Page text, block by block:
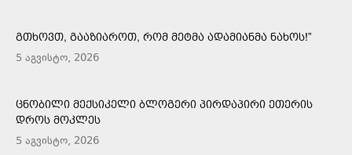
ᲒᲗᲮᲝᲕᲗ, ᲒᲐᲐᲖᲘᲐᲠᲝᲗ, ᲠᲝᲛ ᲛᲔᲢᲛᲐ ᲐᲓᲐᲛᲘᲐᲜᲛᲐ ᲜᲐᲮᲝᲡ!”
5 აგვისტო, 2026
ᲪᲜᲝᲑᲘᲚᲘ ᲛᲔᲥᲡᲘᲙᲔᲚᲘ ᲑᲚᲝᲒᲔᲠᲘ ᲞᲘᲠᲓᲐᲞᲘᲠᲘ ᲔᲗᲔᲠᲘᲡ
ᲓᲠᲝᲡ ᲛᲝᲙᲚᲔᲡ
5 აგვისტო, 2026